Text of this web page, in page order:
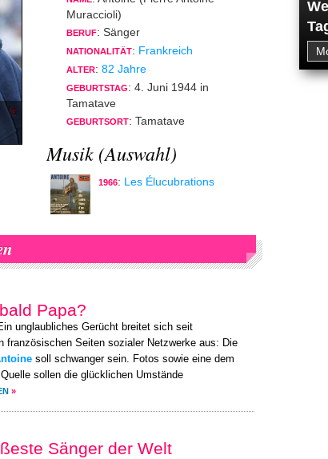
Muraccioli)
BERUF: Sänger
NATIONALITÄT: Frankreich
ALTER: 82 Jahre
GEBURTSTAG: 4. Juni 1944 in
Tamatave
GEBURTSORT: Tamatave
Musik (Auswahl)
1966: Les Élucubrations
Papa?
unglaubliches Gerücht breitet sich seit
französischen Seiten sozialer Netzwerke aus: Die
soll schwanger sein. Fotos sowie eine dem
sollen die glücklichen Umstände
»
Sänger der Welt